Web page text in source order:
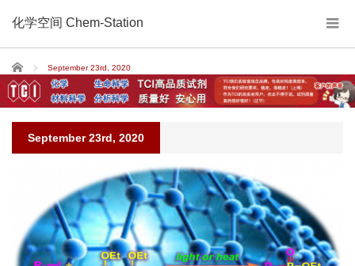
化学空间 Chem-Station
Home September 23rd, 2020
September 23rd, 2020